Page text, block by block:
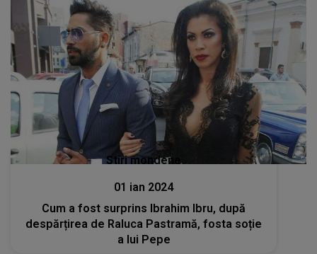
Stiri mondene
01 ian 2024
Cum a fost surprins Ibrahim Ibru, după
despărțirea de Raluca Pastramă, fosta soție
a lui Pepe